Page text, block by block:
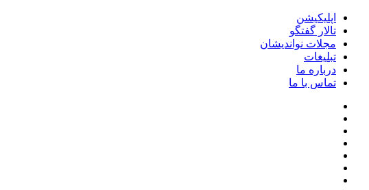
اپلیکیشن
تالار گفتگو
مجلات نواندیشان
تبلیغات
درباره ما
تماس با ما